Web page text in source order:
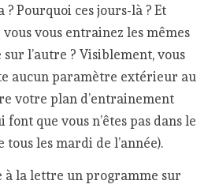
Pourquoi ces jours-là ? Et
vous entrainez les mêmes
sur l’autre ? Visiblement, vous
aucun paramètre extérieur au
votre plan d’entrainement
font que vous n’êtes pas dans le
les mardi de l’année).
à la lettre un programme sur